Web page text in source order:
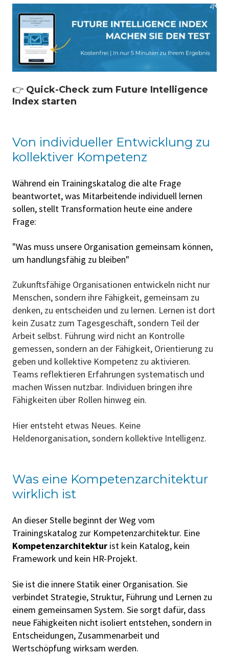
👉 Quick-Check zum Future Intelligence
Index starten
Von individueller Entwicklung zu
kollektiver Kompetenz
Während ein Trainingskatalog die alte Frage
beantwortet, was Mitarbeitende individuell lernen
sollen, stellt Transformation heute eine andere
Frage:
"Was muss unsere Organisation gemeinsam können,
um handlungsfähig zu bleiben"
Zukunftsfähige Organisationen entwickeln nicht nur
Menschen, sondern ihre Fähigkeit, gemeinsam zu
denken, zu entscheiden und zu lernen. Lernen ist dort
kein Zusatz zum Tagesgeschäft, sondern Teil der
Arbeit selbst. Führung wird nicht an Kontrolle
gemessen, sondern an der Fähigkeit, Orientierung zu
geben und kollektive Kompetenz zu aktivieren.
Teams reflektieren Erfahrungen systematisch und
machen Wissen nutzbar. Individuen bringen ihre
Fähigkeiten über Rollen hinweg ein.
Hier entsteht etwas Neues. Keine
Heldenorganisation, sondern kollektive Intelligenz.
Was eine Kompetenzarchitektur
wirklich ist
An dieser Stelle beginnt der Weg vom
Trainingskatalog zur Kompetenzarchitektur. Eine
Kompetenzarchitektur ist kein Katalog, kein
Framework und kein HR-Projekt.
Sie ist die innere Statik einer Organisation. Sie
verbindet Strategie, Struktur, Führung und Lernen zu
einem gemeinsamen System. Siesorgt dafür, dass
neue Fähigkeiten nicht isoliert entstehen, sondern in
Entscheidungen, Zusammenarbeit und
Wertschöpfung wirksam werden.